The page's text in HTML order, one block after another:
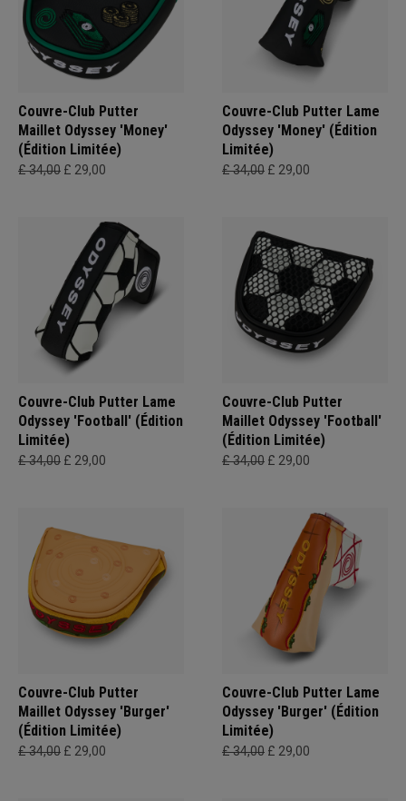
Couvre-Club Putter
Maillet Odyssey 'Money'
(Édition Limitée)
£ 34,00 £ 29,00
Couvre-Club Putter Lame
Odyssey 'Money' (Édition
Limitée)
£ 34,00 £ 29,00
Couvre-Club Putter Lame
Odyssey 'Football' (Édition
Limitée)
£ 34,00 £ 29,00
Couvre-Club Putter
Maillet Odyssey 'Football'
(Édition Limitée)
£ 34,00 £ 29,00
Couvre-Club Putter
Maillet Odyssey 'Burger'
(Édition Limitée)
£ 34,00 £ 29,00
Couvre-Club Putter Lame
Odyssey 'Burger' (Édition
Limitée)
£ 34,00 £ 29,00